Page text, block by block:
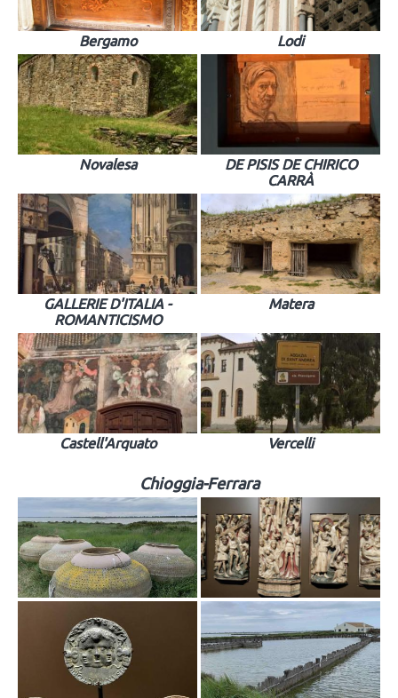
Bergamo Lodi
Novalesa
DE PISIS DE CHIRICO
CARRÀ
GALLERIE D'ITALIA -
ROMANTICISMO
Matera
Castell'Arquato Vercelli
Chioggia-Ferrara